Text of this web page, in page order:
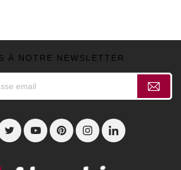
À NOTRE NEWSLETTER